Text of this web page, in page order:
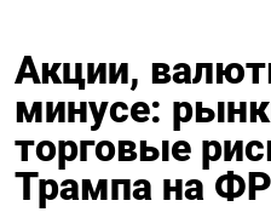
Акции,
минусе:
торговые
Трампа на